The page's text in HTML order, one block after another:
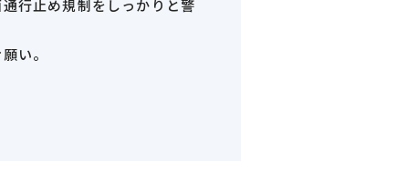
行止め規制をしっかりと警
い。